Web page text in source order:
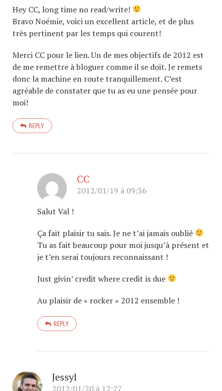
Hey CC, long time no read/write!
Bravo Noémie, voici un excellent article, et de plus
très pertinent par les temps qui courent!
Merci CC pour le lien. Un de mes objectifs de 2012 est
de me remettre à bloguer comme il se doit. Je remets
donc la machine en route tranquillement. C’est
agréable de constater que tu as eu une pensée pour
moi!
REPLY
CC
2012/01/19 à 09:36
Salut Val !
Ça fait plaisir tu sais. Je ne t’ai jamais oublié
Tu as fait beaucoup pour moi jusqu’à présent et
je t’en serai toujours reconnaissant !
Just givin’ credit where credit is due
Au plaisir de « rocker » 2012 ensemble !
REPLY
Jessyl
2012/01/20 à 12:27